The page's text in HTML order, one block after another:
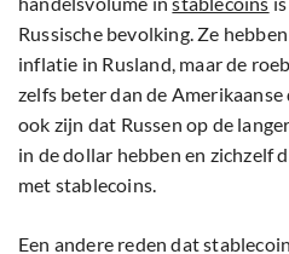
Russische bevolking. Ze
inflatie in Rusland, maar de
zelfs beter dan de
ook zijn dat Russen op de
in de dollar hebben en zichzelf
met stablecoins.
Een andere reden dat